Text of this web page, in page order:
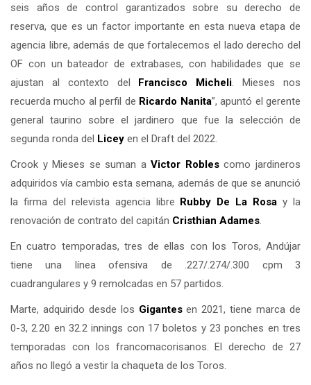
seis años de control garantizados sobre su derecho de
reserva, que es un factor importante en esta nueva etapa de
agencia libre, además de que fortalecemos el lado derecho del
OF con un bateador de extrabases, con habilidades que se
ajustan al contexto del Francisco Micheli. Mieses nos
recuerda mucho al perfil de Ricardo Nanita”, apuntó el gerente
general taurino sobre el jardinero que fue la selección de
segunda ronda del Licey en el Draft del 2022.
Crook y Mieses se suman aVictor Roblescomo jardineros
adquiridos vía cambio esta semana, además de que se anunció
la firma del relevista agencia libre Rubby De La Rosa y la
renovación de contrato del capitán Cristhian Adames.
En cuatro temporadas, tres de ellas con los Toros, Andújar
tiene una línea ofensiva de .227/.274/.300 cpm 3
cuadrangulares y 9 remolcadas en 57 partidos.
Marte, adquirido desde los Gigantesen 2021, tiene marca de
0-3, 2.20 en 32.2 innings con 17 boletos y 23 ponches en tres
temporadas con los francomacorisanos. El derecho de 27
años no llegó a vestir la chaqueta de los Toros.